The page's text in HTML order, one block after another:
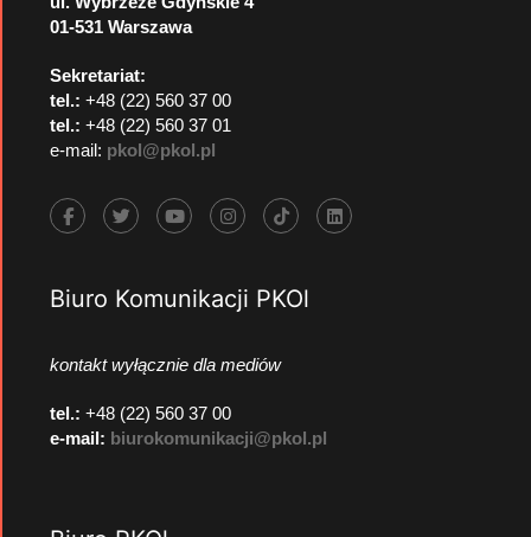
01-531 Warszawa
Sekretariat:
tel.: +48 (22) 560 37 00
tel.: +48 (22) 560 37 01
e-mail: pkol@pkol.pl
Biuro Komunikacji PKOl
kontakt wyłącznie dla mediów
tel.: +48 (22) 560 37 00
e-mail: biurokomunikacji@pkol.pl